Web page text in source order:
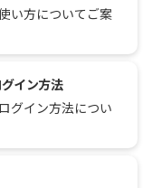
い方についてご案
イン方法
グイン方法につい